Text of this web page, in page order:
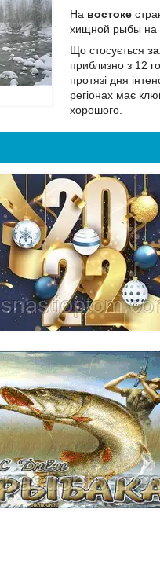
На востоке
хищной рыбы на
Що стосується
приблизно з 12
протязі дня
регіонах має
хорошого.